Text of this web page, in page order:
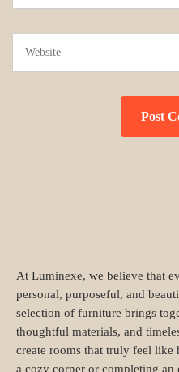
At Luminexe, we believe that
personal, purposeful, and
selection of furniture brings
thoughtful materials, and
create rooms that truly feel like
a cozy corner or completing an